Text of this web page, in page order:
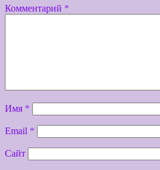
Комментарий *
Имя *
Email *
Сайт